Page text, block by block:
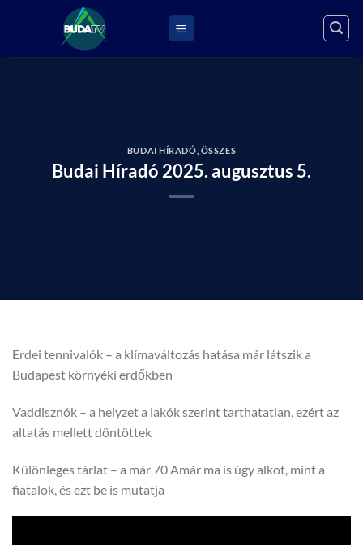
BUDAI HÍRADÓ ÖSSZES
Budai Híradó 2025. augusztus 5.
Erdei tennivalók – a klímaváltozás hatása már látszik a
Budapest környéki erdőkben
Vaddisznók – a helyzet a lakók szerint tarthatatlan, ezért az
altatás mellett döntöttek
Különleges tárlat – a már 70 Amár ma is úgy alkot, mint a
fiatalok, és ezt be is mutatja